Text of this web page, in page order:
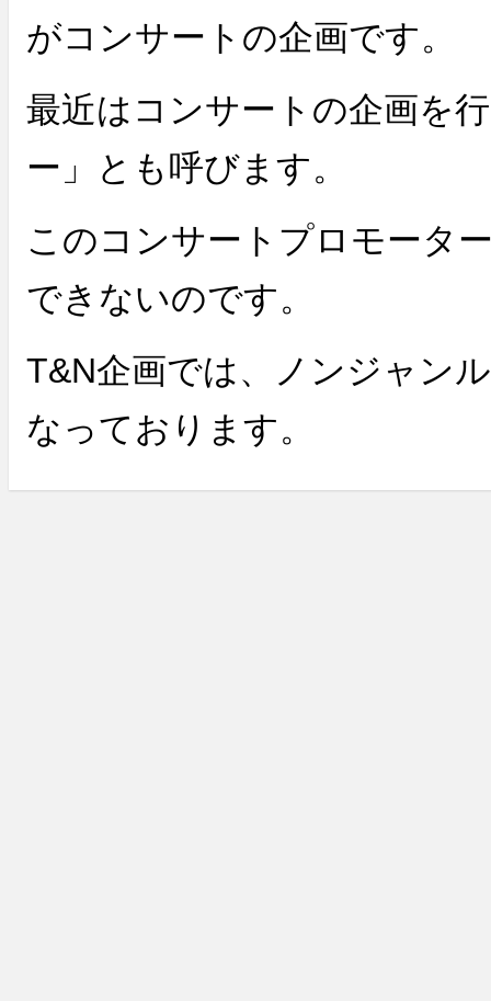
がコンサートの企画です。
最近はコンサートの企画を
ー」とも呼びます。
このコンサートプロモータ
できないのです。
T&N企画では、ノンジャン
なっております。